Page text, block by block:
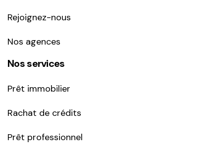
Rejoignez-nous
Nos agences
Nos services
Prêt immobilier
Rachat de crédits
Prêt professionnel